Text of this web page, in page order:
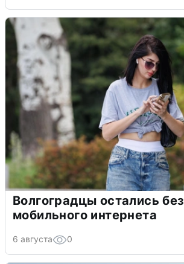
Волгоградцы остались без
мобильного интернета
6 августа 0